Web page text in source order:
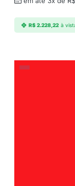
R$2.228,22 à